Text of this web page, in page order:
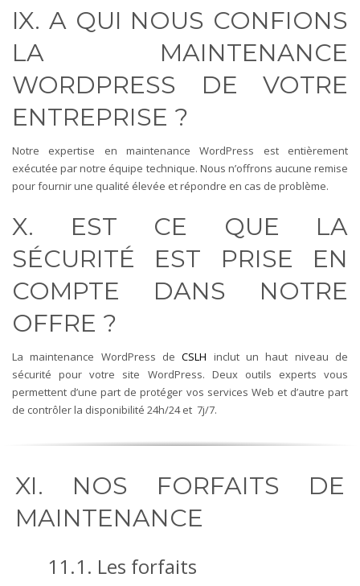
IX. A QUI NOUS CONFIONS
LA MAINTENANCE
WORDPRESS DE VOTRE
ENTREPRISE ?
Notre expertise en maintenance WordPress est entièrement
exécutée par notre équipe technique. Nous n’offrons aucune remise
pour fournir une qualité élevée et répondre en cas de problème.
X. EST CE QUE LA
SÉCURITÉ EST PRISE EN
COMPTE DANS NOTRE
OFFRE ?
La maintenance WordPress deCSLH inclut un haut niveau de
sécurité pour votre site WordPress. Deux outils experts vous
permettent d’une part de protéger vos services Web et d’autre part
de contrôler la disponibilité 24h/24 et 7j/7.
XI. NOS FORFAITS DE
MAINTENANCE
11.1. Les forfaits